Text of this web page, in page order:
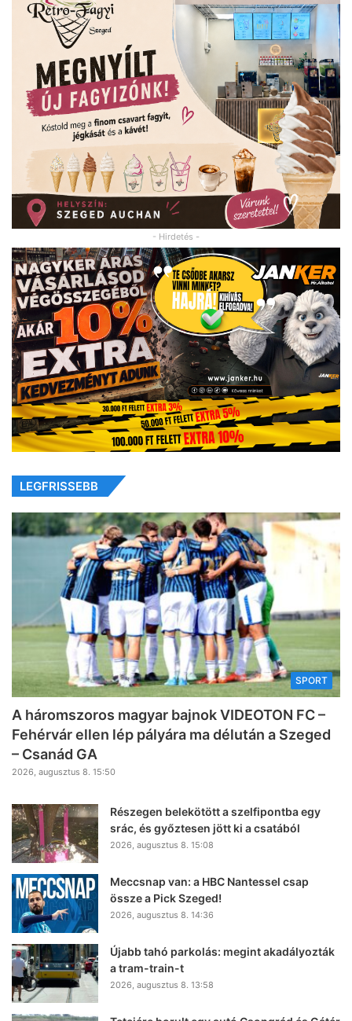
- Hirdetés -
LEGFRISSEBB
SPORT
A háromszoros magyar bajnok VIDEOTON FC –
Fehérvár ellen lép pályára ma délután a Szeged
– Csanád GA
2026, augusztus 8. 15:50
Részegen belekötött a szelfipontba egy
srác, és győztesen jött ki a csatából
2026, augusztus 8. 15:08
Meccsnap van: a HBC Nantessel csap
össze a Pick Szeged!
2026, augusztus 8. 14:36
Újabb tahó parkolás: megint akadályozták
a tram-train-t
2026, augusztus 8. 13:58